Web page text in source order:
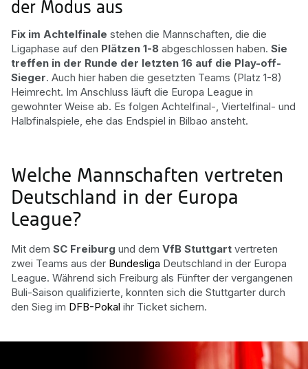
der Modus aus
Fix im Achtelfinale stehen die Mannschaften, die die
Ligaphase auf den Plätzen 1-8 abgeschlossen haben. Sie
treffen in der Runde der letzten 16 auf die Play-off-
Sieger. Auch hier haben die gesetzten Teams (Platz 1-8)
Heimrecht. Im Anschluss läuft die Europa League in
gewohnter Weise ab. Es folgen Achtelfinal-, Viertelfinal- und
Halbfinalspiele, ehe das Endspiel in Bilbao ansteht.
Welche Mannschaften vertreten
Deutschland in der Europa
League?
Mit dem SC Freiburg und dem VfB Stuttgart vertreten
zwei Teams aus der Bundesliga Deutschland in der Europa
League. Während sich Freiburg als Fünfter der vergangenen
Buli-Saison qualifizierte, konnten sich die Stuttgarter durch
den Sieg im DFB-Pokal ihr Ticket sichern.